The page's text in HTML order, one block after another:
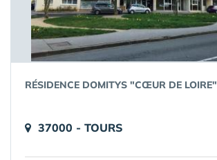
RÉSIDENCE DOMITYS "CŒUR DE LOIRE"
37000 - TOURS